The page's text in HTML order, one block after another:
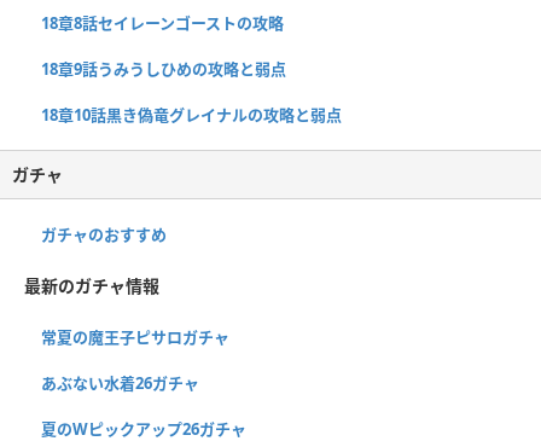
18章8話セイレーンゴーストの攻略
18章9話うみうしひめの攻略と弱点
18章10話黒き偽竜グレイナルの攻略と弱点
ガチャ
ガチャのおすすめ
最新のガチャ情報
常夏の魔王子ピサロガチャ
あぶない水着26ガチャ
夏のWピックアップ26ガチャ